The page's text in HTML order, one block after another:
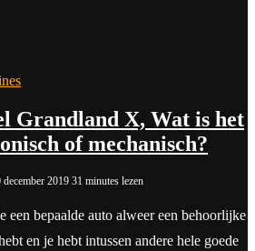
Grandland X, Wat is het
of mechanisch?
december 2019 31 minutes lezen
een bepaalde auto alweer een behoorlijke
en je hebt intussen andere hele goede